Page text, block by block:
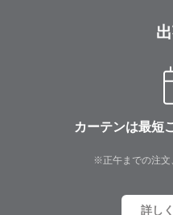
カーテンは最短
※正午までの注文
詳し